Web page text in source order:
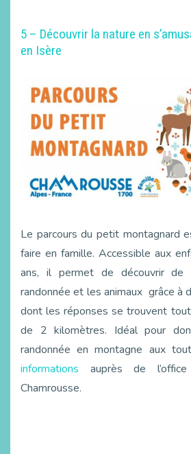
5 – Découvrir la nature en
en Isère
Le parcours du petit montagnard
faire en famille. Accessible aux
ans, il permet de découvrir de
randonnée et les animaux grâce à
dont les réponses se trouvent
de 2 kilomètres. Idéal pour
randonnée en montagne aux
informations auprès de
Chamrousse.